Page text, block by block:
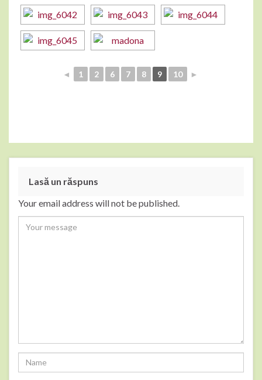
◄ 1 2 6 7 8 9 10 ►
Lasă un răspuns
Your email address will not be published.